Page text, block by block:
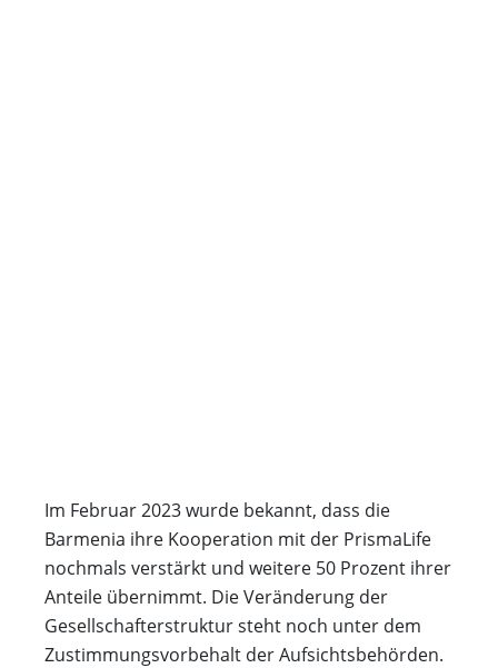
Im Februar 2023 wurde bekannt, dass die
Barmenia ihre Kooperation mit der PrismaLife
nochmals verstärkt und weitere 50 Prozent ihrer
Anteile übernimmt. Die Veränderung der
Gesellschafterstruktur steht noch unter dem
Zustimmungsvorbehalt der Aufsichtsbehörden.